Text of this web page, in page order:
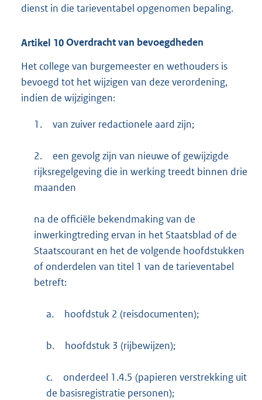
dienst in die tarieventabel opgenomen bepaling.
Artikel 10Overdracht van bevoegdheden
Het college van burgemeester en wethouders is
bevoegd tot het wijzigen van deze verordening,
indien de wijzigingen:
1. van zuiver redactionele aard zijn;
2.
een gevolg zijn van nieuwe of gewijzigde
rijksregelgeving die in werking treedt binnen drie
maanden
na de officiële bekendmaking van de
inwerkingtreding ervan in het Staatsblad of de
Staatscourant en het de volgende hoofdstukken
of onderdelen van titel 1 van de tarieventabel
betreft:
a. hoofdstuk 2 (reisdocumenten);
b. hoofdstuk 3 (rijbewijzen);
c.
onderdeel 1.4.5 (papieren verstrekking uit
de basisregistratie personen);